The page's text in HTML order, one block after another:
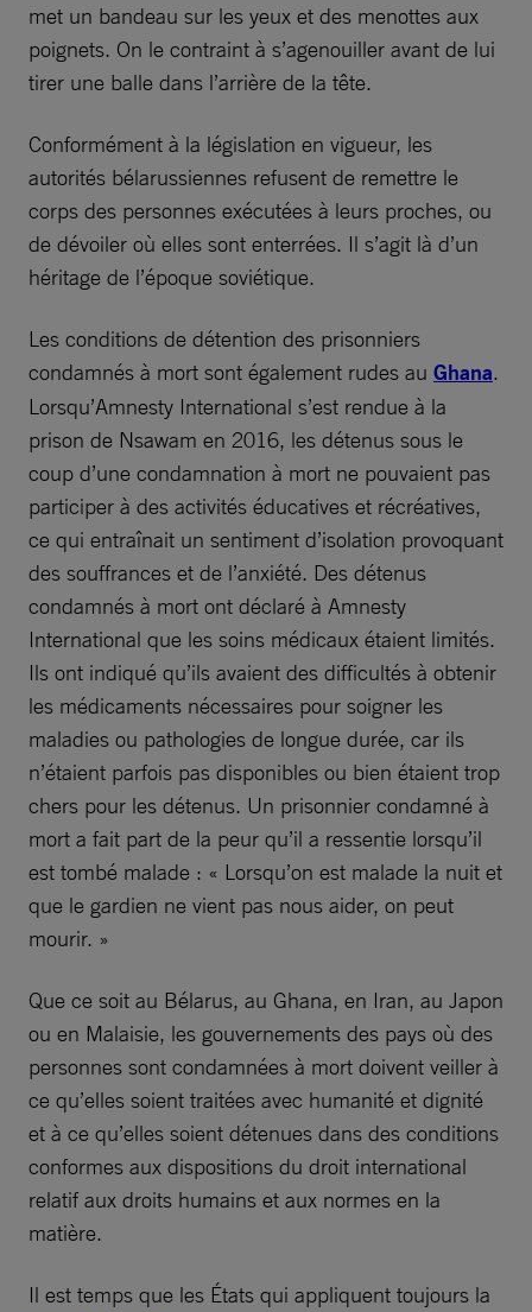
met un bandeau sur les yeux et des menottes aux
poignets. On le contraint à s’agenouiller avant de lui
tirer une balle dans l’arrière de la tête.
Conformément à la législation en vigueur, les
autorités bélarussiennes refusent de remettre le
corps des personnes exécutées à leurs proches, ou
de dévoiler où elles sont enterrées. Il s’agit là d’un
héritage de l’époque soviétique.
Les conditions de détention des prisonniers
condamnés à mort sont également rudes au Ghana.
Lorsqu’Amnesty International s’est rendue à la
prison de Nsawam en 2016, les détenus sous le
coup d’une condamnation à mort ne pouvaient pas
participer à des activités éducatives et récréatives,
ce qui entraînait un sentiment d’isolation provoquant
des souffrances et de l’anxiété. Des détenus
condamnés à mort ont déclaré à Amnesty
International que les soins médicaux étaient limités.
Ils ont indiqué qu’ils avaient des difficultés à obtenir
les médicaments nécessaires pour soigner les
maladies ou pathologies de longue durée, car ils
n’étaient parfois pas disponibles ou bien étaient trop
chers pour les détenus. Un prisonnier condamné à
mort a fait part de la peur qu’il a ressentie lorsqu’il
est tombé malade : « Lorsqu’on est malade la nuit et
que le gardien ne vient pas nous aider, on peut
mourir. »
Que ce soit au Bélarus, au Ghana, en Iran, au Japon
ou en Malaisie, les gouvernements des pays où des
personnes sont condamnées à mort doivent veiller à
ce qu’elles soient traitées avec humanité et dignité
et à ce qu’elles soient détenues dans des conditions
conformes aux dispositions du droit international
relatif aux droits humains et aux normes en la
matière.
Il est temps que les États qui appliquent toujours la